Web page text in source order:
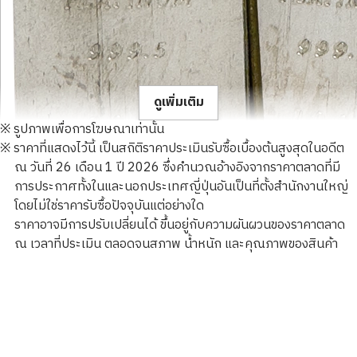
Platinum (Pt1000) Ishifuku Metal Industry Ingot 200g
200g
ราคารับซื้ออ้างอิง
ดูเพิ่มเติม
※ รูปภาพเพื่อการโฆษณาเท่านั้น
※ ราคาที่แสดงไว้นี้ เป็นสถิติราคาประเมินรับซื้อเบื้องต้นสูงสุดในอดีต
ณ วันที่ 26 เดือน 1 ปี 2026 ซึ่งคำนวณอ้างอิงจากราคาตลาดที่มี
การประกาศทั้งในและนอกประเทศญี่ปุ่นอันเป็นที่ตั้งสำนักงานใหญ่
โดยไม่ใช่ราคารับซื้อปัจจุบันแต่อย่างใด
ราคาอาจมีการปรับเปลี่ยนได้ ขึ้นอยู่กับความผันผวนของราคาตลาด
ณ เวลาที่ประเมิน ตลอดจนสภาพ น้ำหนัก และคุณภาพของสินค้า